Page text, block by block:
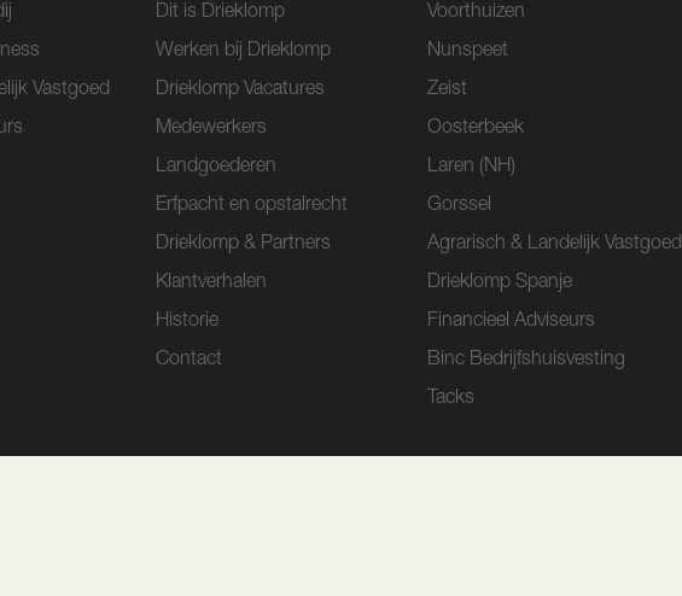
Vastgoed
Dit is Drieklomp
Werken bij Drieklomp
Drieklomp Vacatures
Medewerkers
Landgoederen
Erfpacht en opstalrecht
Drieklomp & Partners
Klantverhalen
Historie
Contact
Voorthuizen
Nunspeet
Zeist
Oosterbeek
Laren (NH)
Gorssel
Agrarisch & Landelijk Vastgoed
Drieklomp Spanje
Financieel Adviseurs
Binc Bedrijfshuisvesting
Tacks